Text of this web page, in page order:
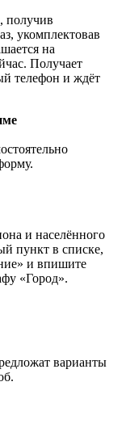
получив
укомплектовав
на
Получает
телефон и ждёт
и населённого
пункт в списке,
и впишите
«Город».
варианты